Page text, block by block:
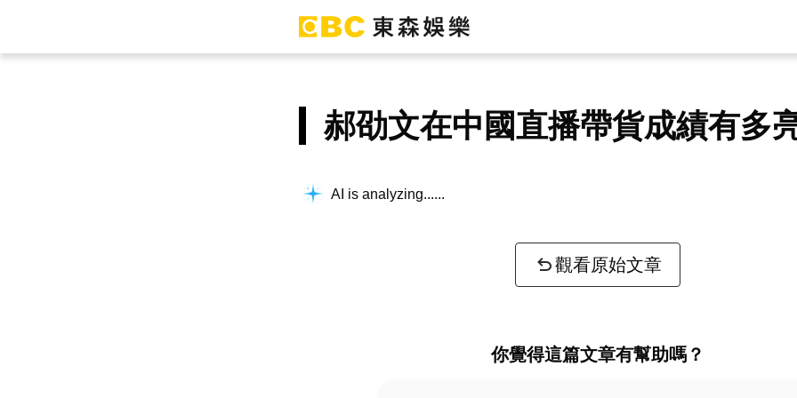
郝劭文在中國直播帶貨成績有多
AI is analyzing...
觀看原始文章
你覺得這篇文章有幫助嗎？